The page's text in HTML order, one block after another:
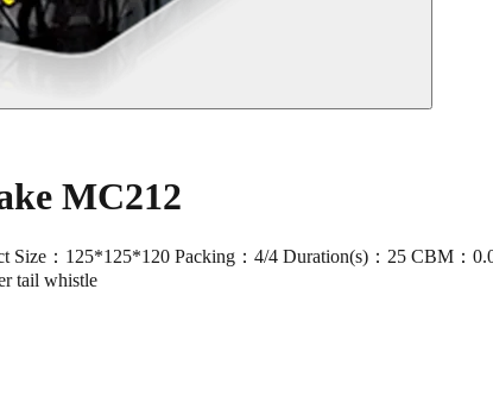
MC212
：125*125*120 Packing：4/4 Duration(s)：25 CBM：
tail whistle